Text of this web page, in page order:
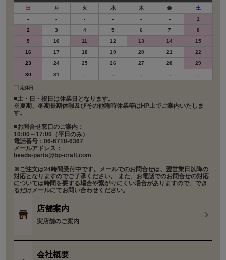
日 月 火 水 木 金
土
-
- - - - -
1
2
3 4 5 6 7
8
9
10 11 12 13 14
15
16
17 18 19 20 21
22
23
24 25 26 27 28
29
30
31 - - - - -
定休日
■土・日・祝日は休業日となります。
※夏期、冬期長期休暇及びその他臨時休業等はHP上でご案内いたしま
す。
■お問合せ窓口のご案内：
10:00～17:00（平日のみ）
電話番号：06-6718-6367
メールアドレス：
beads-parts@bp-craft.com
※ご注文は24時間受付中です。メールでのお問合せは、翌営業日以降の
対応となりますのでご了承ください。 また、お電話でのお問合せの対応
については時間を要する場合や繋がりにくい場合がありますので、でき
るだけメールにてお問い合わせください。
店舗案内
実店舗のご案内
会社概要